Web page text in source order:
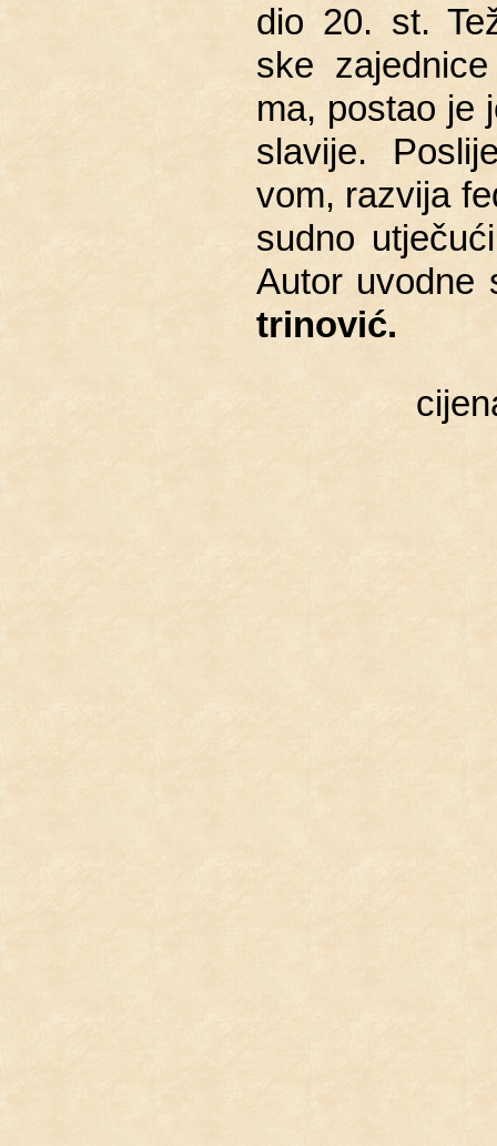
dio 20. st.
ske
ma, po­stao je
sla­vi­je.
vom, raz­vi­ja
sud­no
Autor uvod­ne
tri­no­vić.